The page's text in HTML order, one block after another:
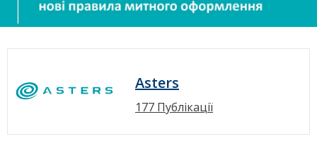
Asters
177 Публікації